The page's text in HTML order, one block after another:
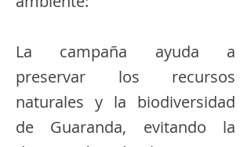
La campaña ayuda a
preservar los recursos
naturales y la biodiversidad
de Guaranda, evitando la